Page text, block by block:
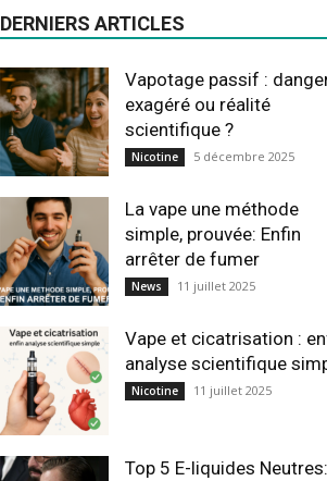
DERNIERS ARTICLES
Vapotage passif :
exagéré ou réalité
scientifique ?
Nicotine 5 décembre 2025
La vape une méthode
simple, prouvée: Enfin
arrêter de fumer
News 11 juillet 2025
Vape et cicatrisation :
analyse scientifique
Nicotine 11 juillet 2025
Top 5 E-liquides Neutres: